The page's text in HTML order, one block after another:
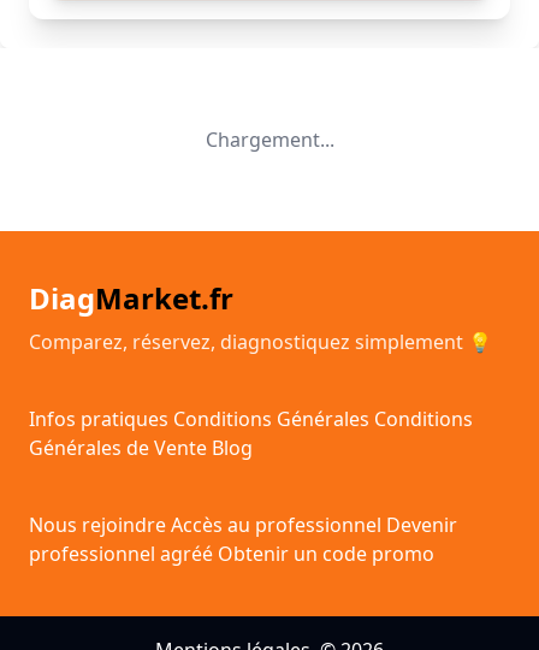
Chargement...
DiagMarket.fr
Comparez, réservez, diagnostiquez simplement 💡
Infos pratiques Conditions Générales Conditions
Générales de Vente Blog
Nous rejoindreAccès au professionnel Devenir
professionnel agréé Obtenir un code promo